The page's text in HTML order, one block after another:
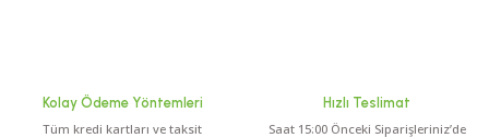
Çeşitleri
Kolay Ödeme Yöntemleri
Tüm kredi kartları ve taksit
Hızlı Teslimat
Saat 15:00 Önceki Siparişleriniz’de